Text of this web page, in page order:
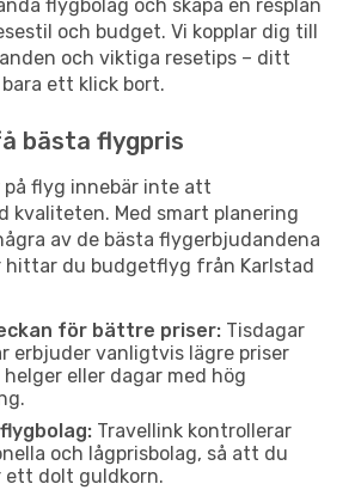
flygbolag och skapa en resplan
och budget. Vi kopplar dig till
och viktiga resetips – ditt
ett klick bort.
bästa flygpris
flyg innebär inte att
kvaliteten. Med smart planering
av de bästa flygerbjudandena
hittar du budgetflyg från Karlstad
för bättre priser: Tisdagar
erbjuder vanligtvis lägre priser
eller dagar med hög
Travellink kontrollerar
och lågprisbolag, så att du
ett dolt guldkorn.